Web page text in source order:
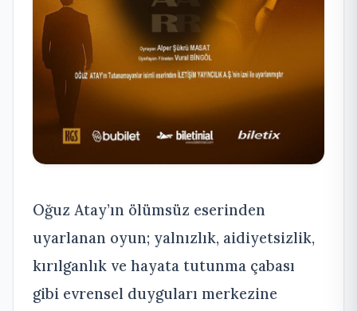
Oğuz Atay’ın ölümsüz eserinden
uyarlanan oyun; yalnızlık, aidiyetsizlik,
kırılganlık ve hayata tutunma çabası
gibi evrensel duyguları merkezine